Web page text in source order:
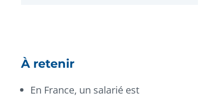
À retenir
En France, un salarié est